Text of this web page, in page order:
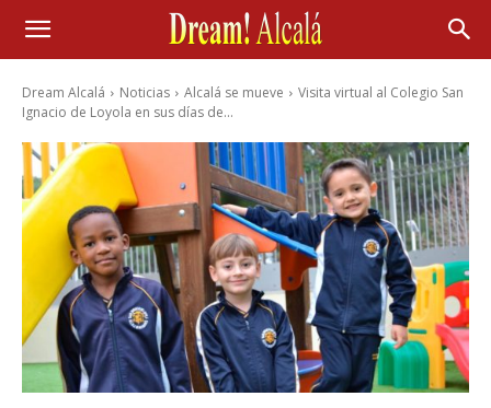
Dream Alcalá Noticias Alcalá se mueve
Visita virtual al Colegio San
Ignacio de Loyola en sus días de...